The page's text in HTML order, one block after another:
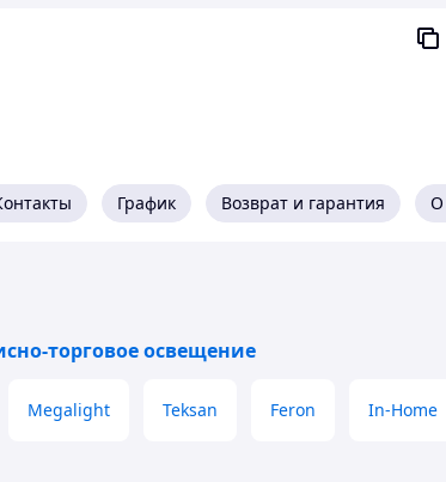
График Возврат и гарантия О
торговое освещение
Megalight Teksan Feron In-Home